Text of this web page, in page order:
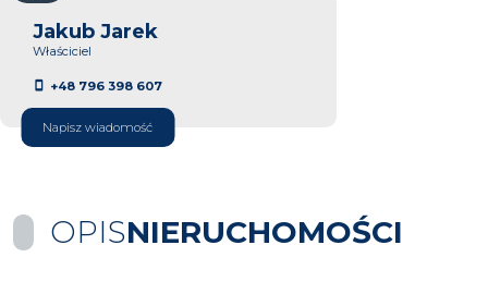
Jakub Jarek
Właściciel
+48 796 398 607
Napisz wiadomość
OPISNIERUCHOMOŚCI